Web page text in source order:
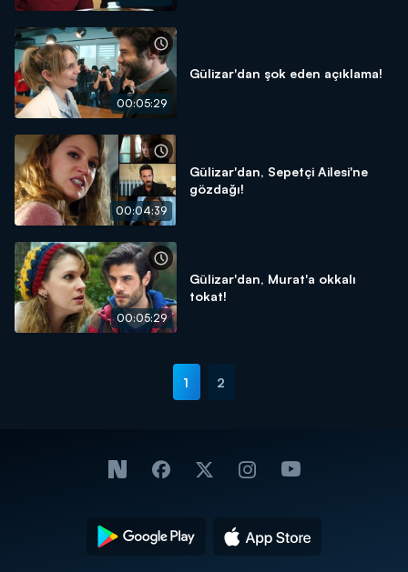
00:05:29
Gülizar'dan şok eden açıklama!
00:04:39
Gülizar'dan, Sepetçi Ailesi'ne
gözdağı!
00:05:29
Gülizar'dan, Murat'a okkalı
tokat!
1 2